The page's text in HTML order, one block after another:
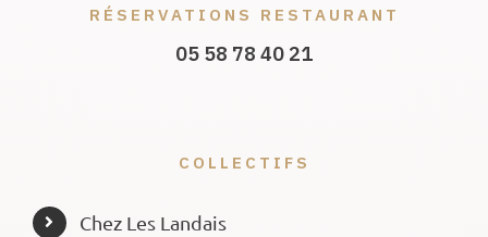
RÉSERVATIONS RESTAURANT
05 58 78 40 21
COLLECTIFS
Chez Les Landais